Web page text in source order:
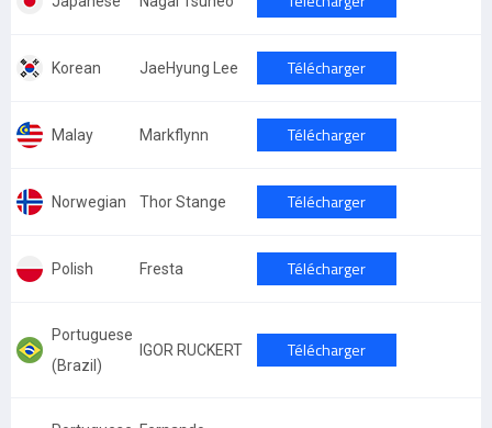
Korean JaeHyung Lee Télécharger
Malay Markflynn Télécharger
Norwegian Thor Stange Télécharger
Polish Fresta Télécharger
Portuguese
(Brazil)
IGOR RUCKERT Télécharger